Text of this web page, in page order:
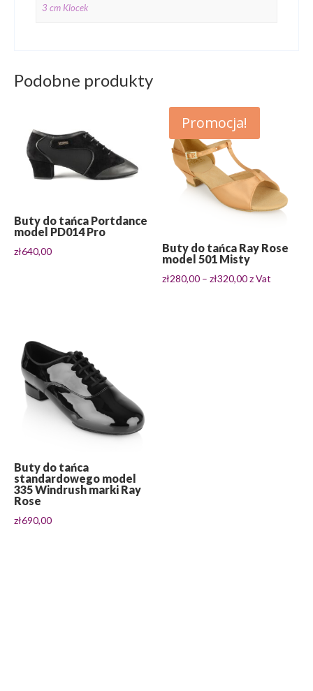
3 cm Klocek
Podobne produkty
Buty do tańca Portdance
model PD014 Pro
zł640,00
Promocja!
Buty do tańca Ray Rose
model 501 Misty
zł280,00 – zł320,00Zakres
z Vat
Buty do tańca
standardowego model
335 Windrush marki Ray
Rose
zł690,00